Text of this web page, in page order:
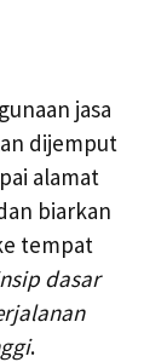
jasa
dijemput
alamat
biarkan
tempat
dasar
.